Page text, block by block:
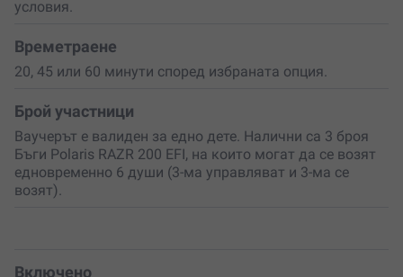
условия.
Времетраене
20, 45 или 60 минути според избраната опция.
Брой участници
Ваучерът е валиден за едно дете. Налични са 3 броя
Бъги Polaris RAZR 200 EFI, на които могат да се возят
едновременно 6 души (3-ма управляват и 3-ма се
возят).
Включено